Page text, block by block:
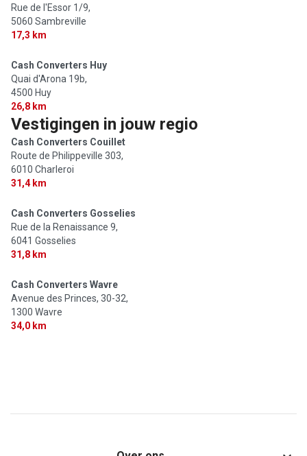
Rue de l'Essor 1/9,
5060 Sambreville
17,3 km
Cash Converters Huy
Quai d'Arona 19b,
4500 Huy
26,8 km
Vestigingen in jouw regio
Cash Converters Couillet
Route de Philippeville 303,
6010 Charleroi
31,4 km
Cash Converters Gosselies
Rue de la Renaissance 9,
6041 Gosselies
31,8 km
Cash Converters Wavre
Avenue des Princes, 30-32,
1300 Wavre
34,0 km